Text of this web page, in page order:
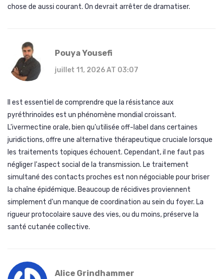
chose de aussi courant. On devrait arrêter de dramatiser.
Pouya Yousefi
juillet 11, 2026 AT 03:07
Il est essentiel de comprendre que la résistance aux
pyréthrinoïdes est un phénomène mondial croissant.
L'ivermectine orale, bien qu'utilisée off-label dans certaines
juridictions, offre une alternative thérapeutique cruciale lorsque
les traitements topiques échouent. Cependant, il ne faut pas
négliger l'aspect social de la transmission. Le traitement
simultané des contacts proches est non négociable pour briser
la chaîne épidémique. Beaucoup de récidives proviennent
simplement d'un manque de coordination au sein du foyer. La
rigueur protocolaire sauve des vies, ou du moins, préserve la
santé cutanée collective.
Alice Grindhammer